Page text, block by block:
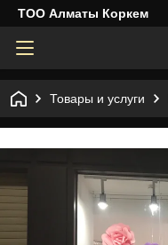
ТОО Алматы Коркем
Товары и услуги